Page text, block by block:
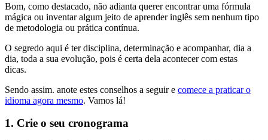
Bom, como destacado, não adianta querer encontrar uma fórmula
mágica ou inventar algum jeito de aprender inglês sem nenhum tipo
de metodologia ou prática contínua.
O segredo aqui é ter disciplina, determinação e acompanhar, dia a
dia, toda a sua evolução, pois é certa dela acontecer com estas
dicas.
Sendo assim. anote estes conselhos a seguir e comece a praticar o
idioma agora mesmo. Vamos lá!
1. Crie o seu cronograma